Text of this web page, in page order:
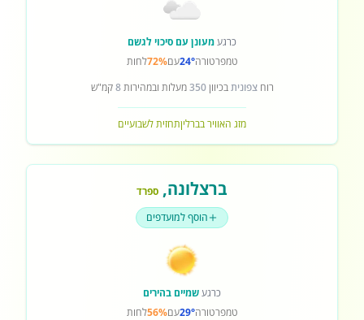
כרגעמעונן עם סיכוי לגשם
טמפרטורה24°עם72%לחות
רוחצפוניתבכיוון350מעלות ובמהירות8קמ"ש
מזג האוויר בברליןתחזית לשבועיים
ברצלונה, ספרד
הוסף למועדפים
כרגעשמיים בהירים
טמפרטורה29°עם56%לחות